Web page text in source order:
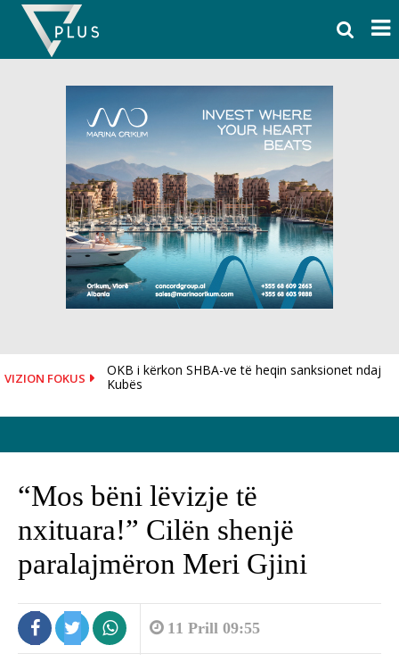
Skip
content
VIZION FOKUS
OKB i kërkon SHBA-ve të heqin sanksionet ndaj
Kubës
“Mos bëni lëvizje të
nxituara!” Cilën shenjë
paralajmëron Meri Gjini
11 Prill 09:55